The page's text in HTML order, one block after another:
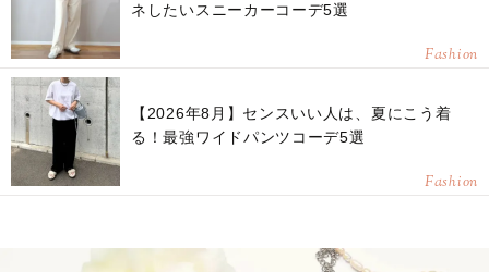
ネしたいスニーカーコーデ5選
Fashion
【2026年8月】センスいい人は、夏にこう着
る！最強ワイドパンツコーデ5選
Fashion